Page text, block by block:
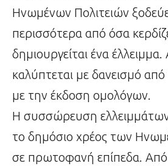
Ηνωμένων Πολιτειών
περισσότερα από όσα
δημιουργείται ένα
καλύπτεται με δανεισμό
με την έκδοση ομολόγων.
Η συσσώρευση ελλειμμάτων
το δημόσιο χρέος των
σε πρωτοφανή επίπεδα. Από